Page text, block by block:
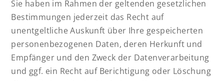
Sie haben im Rahmen der geltenden gesetzlichen
Bestimmungen jederzeit das Recht auf
unentgeltliche Auskunft über Ihre gespeicherten
personenbezogenen Daten, deren Herkunft und
Empfänger und den Zweck der Datenverarbeitung
und ggf. ein Recht auf Berichtigung oder Löschung